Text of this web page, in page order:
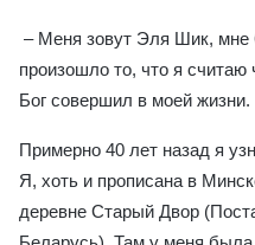
– Меня зовут Эля Шик, мне
произошло то, что я
Бог совершил в моей
Примерно 40 лет назад я
Я, хоть и прописана в
деревне Старый Двор